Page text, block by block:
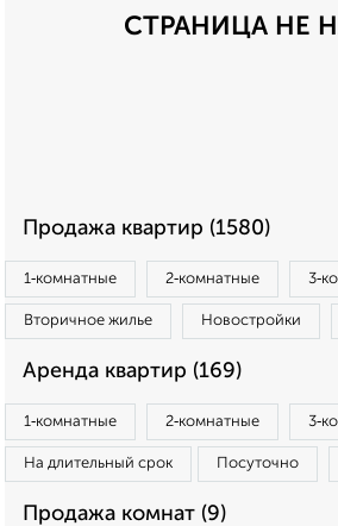
СТРАНИЦА НЕ
Продажа квартир (1580)
1‑комнатные 2‑комнатные
Вторичное жилье Новостройки
Аренда квартир (169)
1‑комнатные 2‑комнатные
На длительный срок Посуточно
Продажа комнат (9)